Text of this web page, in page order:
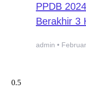
PPDB
Berakhir 3
admin